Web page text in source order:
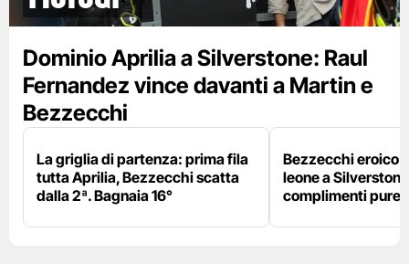
Dominio Aprilia a Silverstone: Raul
Fernandez vince davanti a Martin e
Bezzecchi
La griglia di partenza: prima fila
tutta Aprilia, Bezzecchi scatta
dalla 2ª. Bagnaia 16°
Bezzecchi eroico
leone a
complimenti pure